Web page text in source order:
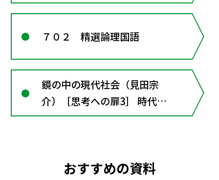
７０２ 精選論理国語
鏡の中の現代社会（見田宗
介）［思考への扉3］ 時代の
幕開け
おすすめの資料